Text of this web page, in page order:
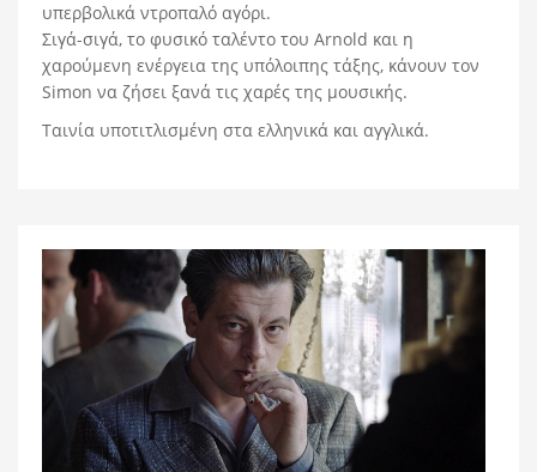
υπερβολικά ντροπαλό αγόρι.
Σιγά-σιγά, το φυσικό ταλέντο του Αrnold και η
χαρούμενη ενέργεια της υπόλοιπης τάξης, κάνουν τον
Simon να ζήσει ξανά τις χαρές της μουσικής.
Ταινία υποτιτλισμένη στα ελληνικά και αγγλικά.